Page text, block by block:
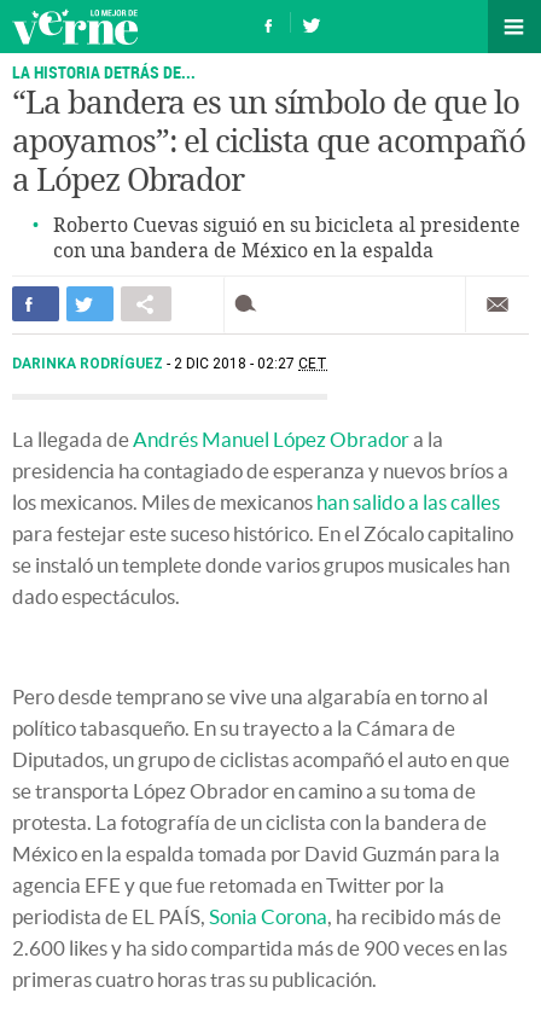
LA HISTORIA DETRÁS DE...
“La bandera es un símbolo de que lo
apoyamos”: el ciclista que acompañó
a López Obrador
Roberto Cuevas siguió en su bicicleta al presidente
con una bandera de México en la espalda
DARINKA RODRÍGUEZ 2 DIC 2018 - 02:27 CET
La llegada deAndrés Manuel López Obradora la
presidencia ha contagiado de esperanza y nuevos bríos a
los mexicanos. Miles de mexicanos han salido a las calles
para festejar este suceso histórico. En el Zócalo capitalino
se instaló un templete donde varios grupos musicales han
dado espectáculos.
Pero desde temprano se vive una algarabía en torno al
político tabasqueño. En su trayecto a la Cámara de
Diputados, un grupo de ciclistas acompañó el auto en que
se transporta López Obrador en camino a su toma de
protesta. La fotografía de un ciclista con la bandera de
México en la espalda tomada por David Guzmán para la
agencia EFE y que fue retomada en Twitter por la
periodista de EL PAÍS, Sonia Corona, ha recibido más de
2.600 likes y ha sido compartida más de 900 veces en las
primeras cuatro horas tras su publicación.